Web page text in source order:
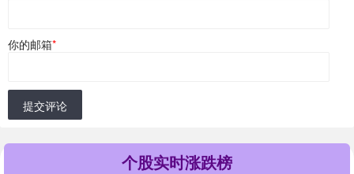
你的邮箱*
提交评论
个股实时涨跌榜